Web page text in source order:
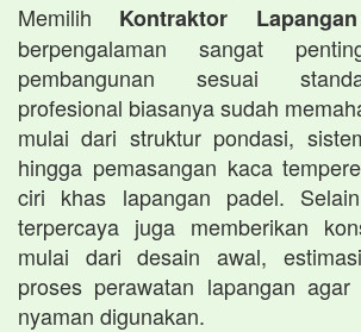
Memilih Kontraktor
berpengalaman sangat
pembangunan sesuai
profesional biasanya sudah
mulai dari struktur pondasi,
hingga pemasangan kaca
ciri khas lapangan padel.
terpercaya juga memberikan
mulai dari desain awal,
proses perawatan lapangan
nyaman digunakan.